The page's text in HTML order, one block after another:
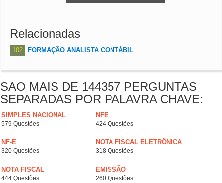
Relacionadas
102 FORMAÇÃO ANALISTA CONTÁBIL
SAO MAIS DE 144357 PERGUNTAS
SEPARADAS POR PALAVRA CHAVE:
SIMPLES NACIONAL
579 Questões
NFE
424 Questões
NF-E
320 Questões
NOTA FISCAL ELETRÔNICA
318 Questões
NOTA FISCAL
444 Questões
EMISSÃO
260 Questões